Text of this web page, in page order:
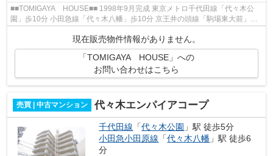
■■TOMIGAYA HOUSE■■ 1998年9月完成 東京メトロ千代田線「代々木公
園」歩10分 小田急線「代々木八幡」歩10分 京王井の頭線「駒場東大前」歩
現在販売物件情報がありません。
「TOMIGAYA HOUSE」への
お問い合わせはこちら
売買 | 中古マンション 代々木エンパイアコープ
千代田線 「代々木公園 」駅 徒歩5分
小田急小田原線 「代々木八幡 」駅 徒歩6
分